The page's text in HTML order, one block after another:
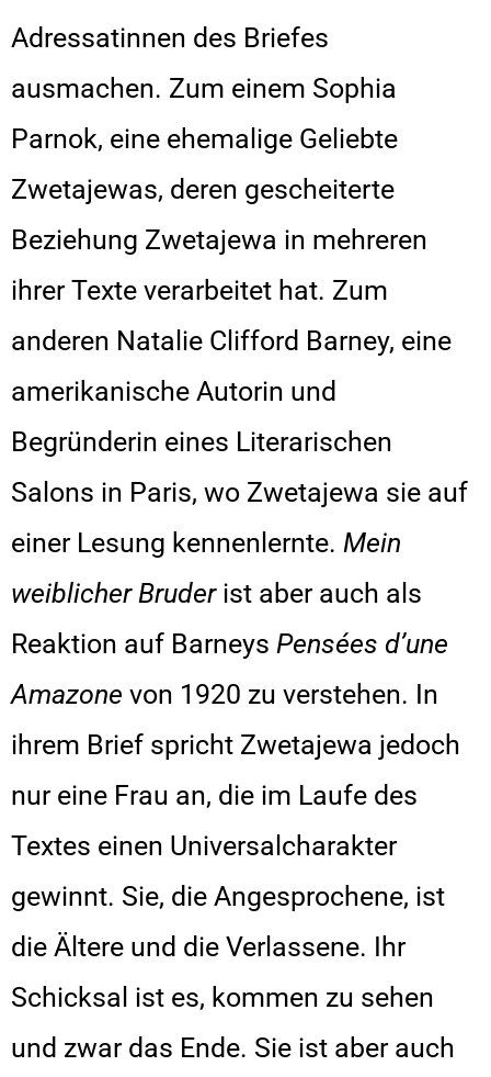
Adressatinnen des Briefes
ausmachen. Zum einem Sophia
Parnok, eine ehemalige Geliebte
Zwetajewas, deren gescheiterte
Beziehung Zwetajewa in mehreren
ihrer Texte verarbeitet hat. Zum
anderen Natalie Clifford Barney, eine
amerikanische Autorin und
Begründerin eines Literarischen
Salons in Paris, wo Zwetajewa sie auf
einer Lesung kennenlernte. Mein
weiblicher Bruderist aber auch als
Reaktion auf Barneys Pensées d’une
Amazone von 1920 zu verstehen. In
ihrem Brief spricht Zwetajewa jedoch
nur eine Frau an, die im Laufe des
Textes einen Universalcharakter
gewinnt. Sie, die Angesprochene, ist
die Ältere und die Verlassene. Ihr
Schicksal ist es, kommen zu sehen
und zwar das Ende. Sie ist aber auch